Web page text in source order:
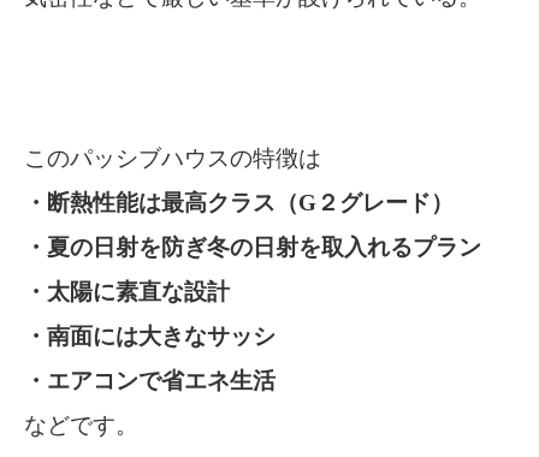
このパッシブハウスの特徴は
・断熱性能は最高クラス（G２グレード）
・夏の日射を防ぎ冬の日射を取入れるプラン
・太陽に素直な設計
・南面には大きなサッシ
・エアコンで省エネ生活
などです。